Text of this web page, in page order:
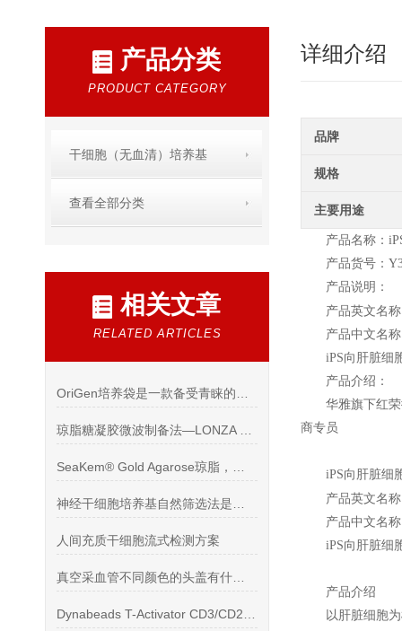
产品分类
PRODUCT CATEGORY
干细胞（无血清）培养基
查看全部分类
相关文章
RELATED ARTICLES
人间充质干细胞流式检测方案
详细介绍
品牌
规格
主要用途
产品名称：
产品货号：
产品说明：
产品英文名
产品中文名
iPS向肝脏细
产品介绍：
华雅旗下红
商专员
iPS向肝脏细
产品英文名
产品中文名
iPS向肝脏细
产品介绍
以肝脏细胞